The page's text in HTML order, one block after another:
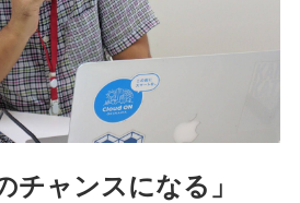
チャンスになる」